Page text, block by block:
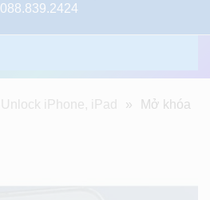
088.839.2424
Unlock iPhone, iPad »
Mở khóa